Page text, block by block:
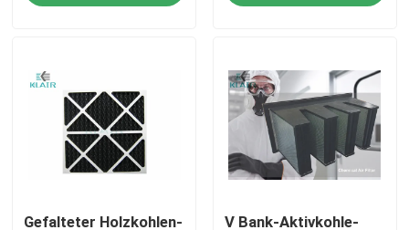
Taschenluftfilter
Hvac-Luftfilter
hepa Luftfilter
Gefalteter Holzkohlen- V Bank-Aktivkohle-